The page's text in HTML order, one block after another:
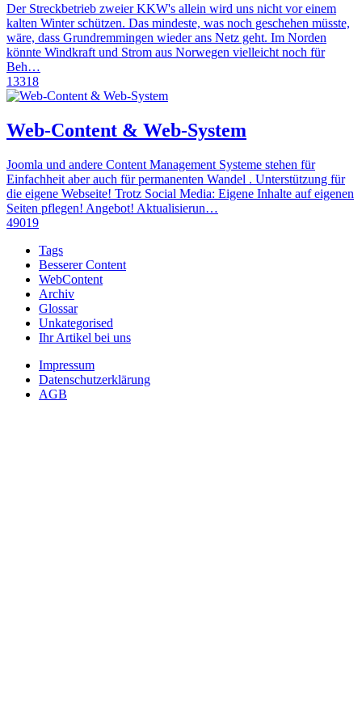
Der Streckbetrieb zweier KKW's allein wird uns nicht vor einem
kalten Winter schützen. Das mindeste, was noch geschehen müsste,
wäre, dass Grundremmingen wieder ans Netz geht. Im Norden
könnte Windkraft und Strom aus Norwegen vielleicht noch für
Beh…
13318
Web-Content & Web-System
Joomla und andere Content Management Systeme stehen für
Einfachheit aber auch für permanenten Wandel . Unterstützung für
die eigene Webseite! Trotz Social Media: Eigene Inhalte auf eigenen
Seiten pflegen! Angebot! Aktualisierun…
49019
Tags
Besserer Content
WebContent
Archiv
Glossar
Unkategorised
Ihr Artikel bei uns
Impressum
Datenschutzerklärung
AGB